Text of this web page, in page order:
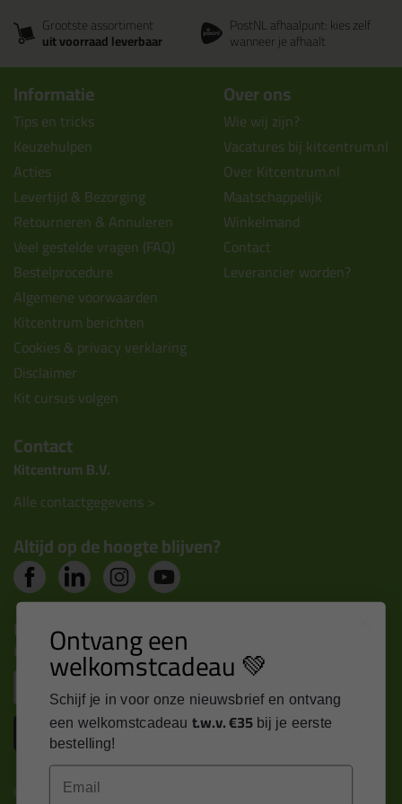
Grootste assortiment
uit voorraad leverbaar
PostNL afhaalpunt: kies zelf
wanneer je afhaalt
Informatie
Tips en tricks
Keuzehulpen
Acties
Levertijd & Bezorging
Retourneren & Annuleren
Veel gestelde vragen (FAQ)
Bestelprocedure
Algemene voorwaarden
Kitcentrum berichten
Cookies & privacy verklaring
Disclaimer
Kit cursus volgen
Over ons
Wie wij zijn?
Vacatures bij kitcentrum.nl
Over Kitcentrum.nl
Maatschappelijk
Winkelmand
Contact
Leverancier worden?
Contact
Kitcentrum B.V.
Alle contactgegevens >
Altijd op de hoogte blijven?
Nieuws, tips en exclusieve deals rechtstreeks in je
inbox
Inschrijven
Kitcentrum is trots op:
Ontvang een
welkomstcadeau 💚
Schijf je in voor onze nieuwsbrief en ontvang
een welkomstcadeau t.w.v. €35 bij je eerste
bestelling!
Email